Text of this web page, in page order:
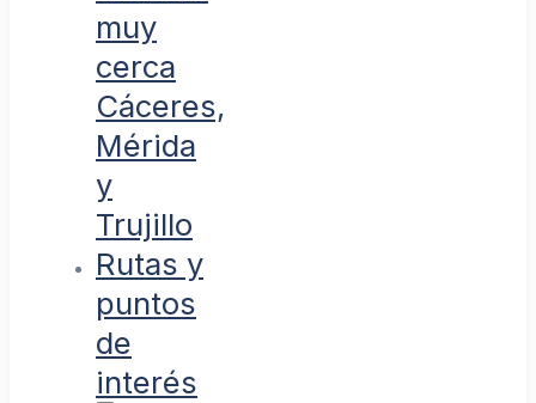
muy
cerca
Cáceres,
Mérida
y
Trujillo
Rutas y
puntos
de
interés